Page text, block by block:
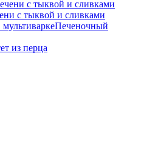
с тыквой и сливками
Печеночный
из перца